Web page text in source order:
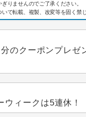
りませんのでご了承ください。
て転載、複製、改変等を固く禁じ
のクーポンプレゼ
ウィークは5連休！